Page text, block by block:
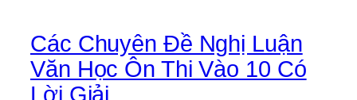
Các Chuyên Đề Nghị Luận
Văn Học Ôn Thi Vào 10 Có
Lời Giải